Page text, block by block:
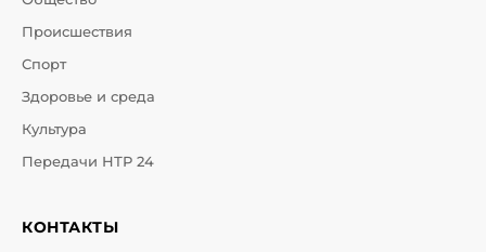
Происшествия
Спорт
Здоровье и среда
Культура
Передачи НТР 24
КОНТАКТЫ